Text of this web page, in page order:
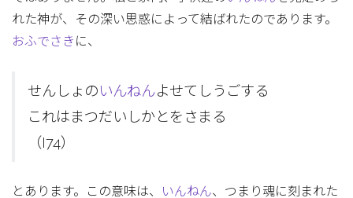
れた神が、その深い思惑によって結ばれたのであります。
おふでさき に、
せんしょのいんねんよせてしうごする
これはまつだいしかとをさまる
（I74）
とあります。この意味は、 いんねん、つまり魂に刻まれた